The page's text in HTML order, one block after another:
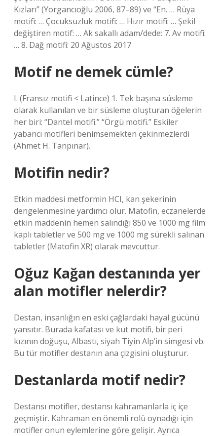
Kızları” (Yorgancıoğlu 2006, 87–89) ve “En. … Rüya
motifi: … Çocuksuzluk motifi: … Hızır motifi: … Şekil
değiştiren motif: … Ak sakallı adam/dede: 7. Av motifi:
… 8. Dağ motifi: 20 Ağustos 2017
Motif ne demek cümle?
I. (Fransız motifi < Latince) 1. Tek başına süsleme
olarak kullanılan ve bir süsleme oluşturan öğelerin
her biri: “Dantel motifi.” “Örgü motifi.” Eskiler
yabancı motifleri benimsemekten çekinmezlerdi
(Ahmet H. Tanpınar).
Motifin nedir?
Etkin maddesi metformin HCI, kan şekerinin
dengelenmesine yardımcı olur. Matofin, eczanelerde
etkin maddenin hemen salındığı 850 ve 1000 mg film
kaplı tabletler ve 500 mg ve 1000 mg sürekli salınan
tabletler (Matofin XR) olarak mevcuttur.
Oğuz Kağan destanında yer
alan motifler nelerdir?
Destan, insanlığın en eski çağlardaki hayal gücünü
yansıtır. Burada kafatası ve kut motifi, bir peri
kızının doğuşu, Albastı, siyah Tiyin Alp’in simgesi vb.
Bu tür motifler destanın ana çizgisini oluşturur.
Destanlarda motif nedir?
Destansı motifler, destansı kahramanlarla iç içe
geçmiştir. Kahraman en önemli rolü oynadığı için
motifler onun eylemlerine göre gelişir. Ayrıca